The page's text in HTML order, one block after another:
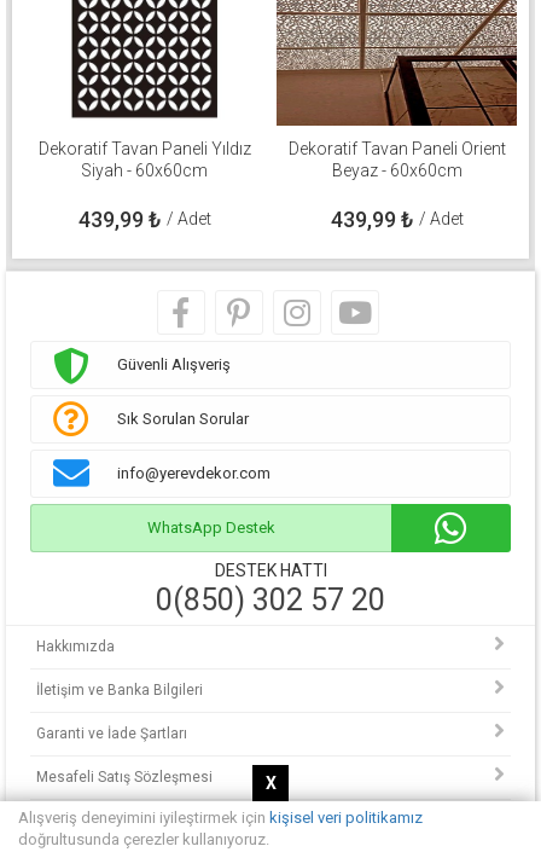
Dekoratif Tavan Paneli Yıldız
Siyah - 60x60cm
439,99₺ / Adet
Dekoratif Tavan Paneli Orient
Beyaz - 60x60cm
439,99₺ / Adet
Güvenli Alışveriş
Sık Sorulan Sorular
info@yerevdekor.com
WhatsApp Destek
DESTEK HATTI
0(850) 302 57 20
Hakkımızda
İletişim ve Banka Bilgileri
Garanti ve İade Şartları
Mesafeli Satış Sözleşmesi
KVKK Politikası
Alışveriş deneyimini iyileştirmek için kişisel veri politikamız
doğrultusunda çerezler kullanıyoruz.
X